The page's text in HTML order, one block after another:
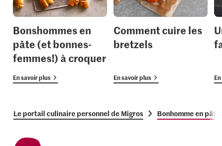
Bonshommes en
pâte (et bonnes-
femmes!) à croquer
En savoir plus
Comment cuire les
bretzels
En savoir plus
Le portail culinaire personnel de Migros Bonhomme en